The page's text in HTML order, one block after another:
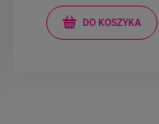
DO KOSZYKA